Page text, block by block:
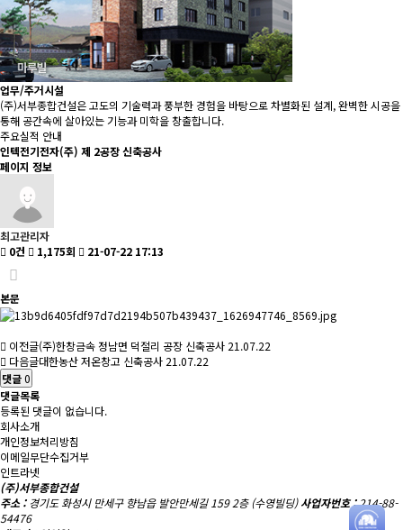
업무/주거시설
(주)서부종합건설은 고도의 기술력과 풍부한 경험을 바탕으로 차별화된 설계, 완벽한 시공을
통해 공간속에 살아있는 기능과 미학을 창출합니다.
주요실적 안내
인텍전기전자(주) 제 2공장 신축공사
페이지 정보
최고관리자
0건
1,175회 21-07-22 17:13
본문
이전글(주)한창금속 정남면 덕절리 공장 신축공사 21.07.22
다음글대한농산 저온창고 신축공사 21.07.22
댓글0
댓글목록
등록된 댓글이 없습니다.
회사소개
개인정보처리방침
이메일무단수집거부
인트라넷
(주)서부종합건설
주소 : 경기도 화성시 만세구 향남읍 발안만세길 159 2층 (수영빌딩) 사업자번호 :214-88-
54476